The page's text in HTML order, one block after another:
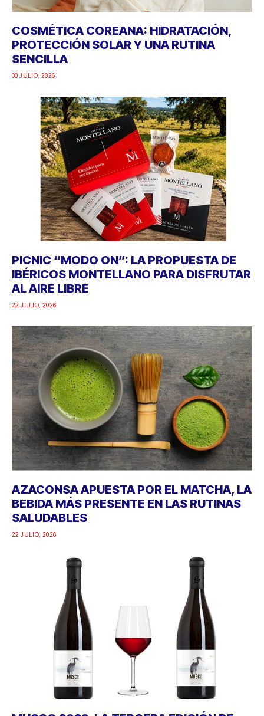
COSMÉTICA COREANA: HIDRATACIÓN,
PROTECCIÓN SOLAR Y UNA RUTINA
SENCILLA
30 JULIO, 2026
PICNIC “MODO ON”: LA PROPUESTA DE
IBÉRICOS MONTELLANO PARA DISFRUTAR
AL AIRE LIBRE
22 JULIO, 2026
AZACONSA APUESTA POR EL MATCHA, LA
BEBIDA MÁS PRESENTE EN LAS RUTINAS
SALUDABLES
22 JULIO, 2026